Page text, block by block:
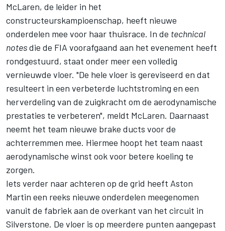
McLaren, de leider in het
constructeurskampioenschap, heeft nieuwe
onderdelen mee voor haar thuisrace. In de technical
notesdie de FIA voorafgaand aan het evenement heeft
rondgestuurd, staat onder meer een volledig
vernieuwde vloer. "De hele vloer is gereviseerd en dat
resulteert in een verbeterde luchtstroming en een
herverdeling van de zuigkracht om de aerodynamische
prestaties te verbeteren", meldt McLaren. Daarnaast
neemt het team nieuwe brake ducts voor de
achterremmen mee. Hiermee hoopt het team naast
aerodynamische winst ook voor betere koeling te
zorgen.
Iets verder naar achteren op de grid heeft Aston
Martin een reeks nieuwe onderdelen meegenomen
vanuit de fabriek aan de overkant van het circuit in
Silverstone. De vloer is op meerdere punten aangepast